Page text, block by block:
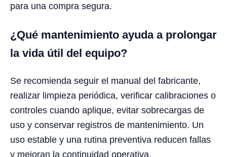
para una compra segura.
¿Qué mantenimiento ayuda a prolongar
la vida útil del equipo?
Se recomienda seguir el manual del fabricante,
realizar limpieza periódica, verificar calibraciones o
controles cuando aplique, evitar sobrecargas de
uso y conservar registros de mantenimiento. Un
uso estable y una rutina preventiva reducen fallas
y mejoran la continuidad operativa.